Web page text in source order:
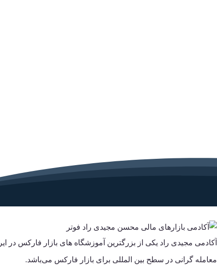
آکادمی مجیدی راد یکی از بزرگترین آموزشگاه های بازار فارکس
معامله گرانی در سطح بین المللی برای بازار فارکس می‌باشد.